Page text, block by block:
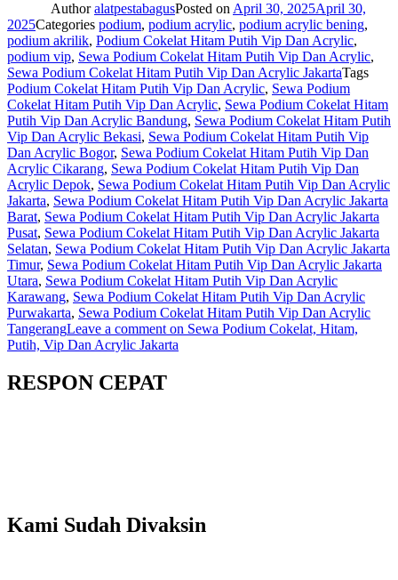
AuthoralatpestabagusPosted onApril 30, 2025April 30,
2025Categories podium, podium acrylic, podium acrylic bening,
podium akrilik, Podium Cokelat Hitam Putih Vip Dan Acrylic,
podium vip, Sewa Podium Cokelat Hitam Putih Vip Dan Acrylic,
Sewa Podium Cokelat Hitam Putih Vip Dan Acrylic JakartaTags
Podium Cokelat Hitam Putih Vip Dan Acrylic, Sewa Podium
Cokelat Hitam Putih Vip Dan Acrylic, Sewa Podium Cokelat Hitam
Putih Vip Dan Acrylic Bandung, Sewa Podium Cokelat Hitam Putih
Vip Dan Acrylic Bekasi, Sewa Podium Cokelat Hitam Putih Vip
Dan Acrylic Bogor, Sewa Podium Cokelat Hitam Putih Vip Dan
Acrylic Cikarang, Sewa Podium Cokelat Hitam Putih Vip Dan
Acrylic Depok, Sewa Podium Cokelat Hitam Putih Vip Dan Acrylic
Jakarta, Sewa Podium Cokelat Hitam Putih Vip Dan Acrylic Jakarta
Barat, Sewa Podium Cokelat Hitam Putih Vip Dan Acrylic Jakarta
Pusat, Sewa Podium Cokelat Hitam Putih Vip Dan Acrylic Jakarta
Selatan, Sewa Podium Cokelat Hitam Putih Vip Dan Acrylic Jakarta
Timur, Sewa Podium Cokelat Hitam Putih Vip Dan Acrylic Jakarta
Utara, Sewa Podium Cokelat Hitam Putih Vip Dan Acrylic
Karawang, Sewa Podium Cokelat Hitam Putih Vip Dan Acrylic
Purwakarta, Sewa Podium Cokelat Hitam Putih Vip Dan Acrylic
TangerangLeave a commenton Sewa Podium Cokelat, Hitam,
Putih, Vip Dan Acrylic Jakarta
RESPON CEPAT
Kami Sudah Divaksin